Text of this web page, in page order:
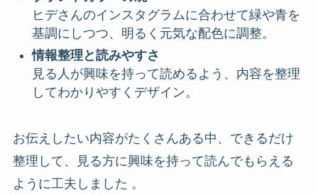
ヒデさんのインスタグラムに合わせて緑や青を
基調にしつつ、明るく元気な配色に調整。
情報整理と読みやすさ
見る人が興味を持って読めるよう、内容を整理
してわかりやすくデザイン。
お伝えしたい内容がたくさんある中、できるだけ
整理して、見る方に興味を持って読んでもらえる
ように工夫しました 。